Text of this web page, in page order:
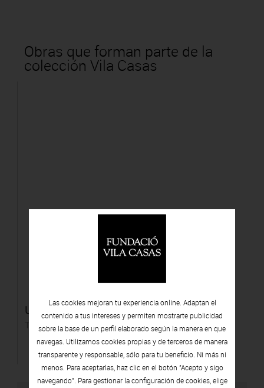
Obras que forman parte de la
colección Vila Casas
Un altre món: Tierra con arboles
Técnica mixta
Las cookies mejoran tu experiencia online. Adaptan el
contenido a tus intereses y permiten mostrarte publicidad
sobre la base de un perfil elaborado según la manera en que
navegas. Utilizamos cookies propias y de terceros de manera
transparente y responsable, sólo para tu beneficio. Ni más ni
menos. Para aceptarlas, haz clic en el botón "Acepto y sigo
navegando". Para gestionar la configuración de cookies, elige